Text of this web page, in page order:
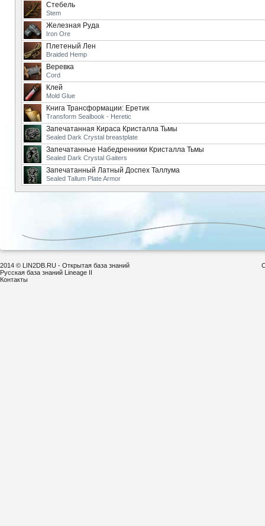
Стебель
Stem
Железная Руда
Iron Ore
Плетеный Лен
Braided Hemp
Веревка
Cord
Клей
Mold Glue
Книга Трансформации: Еретик
Transform Sealbook - Heretic
Запечатанная Кираса Кристалла Тьмы
Sealed Dark Crystal breastplate
Запечатанные Набедренники Кристалла Тьмы
Sealed Dark Crystal Gaiters
Запечатанный Латный Доспех Таллума
Sealed Tallum Plate Armor
2014 © LIN2DB.RU - Открытая база знаний
Русская база знаний Lineage II
Контакты